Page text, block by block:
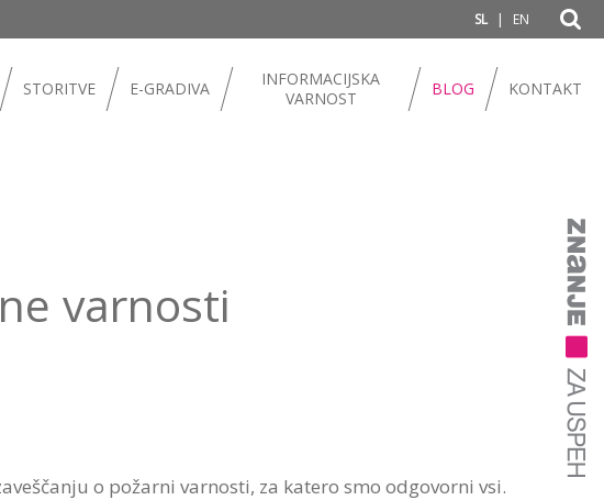
SL | EN
STORITVE E-GRADIVA
INFORMACIJSKA
VARNOST
BLOG KONTAKT
varnosti
o požarni varnosti, za katero smo odgovorni vsi.